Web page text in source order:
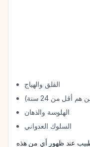
القلق والهياج
أقل من 24 سنة)
الهلوسة والذهان
السلوك العدواني
عند ظهور أي من هذه